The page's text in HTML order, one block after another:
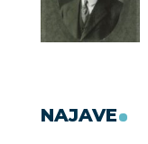
NAJAVE